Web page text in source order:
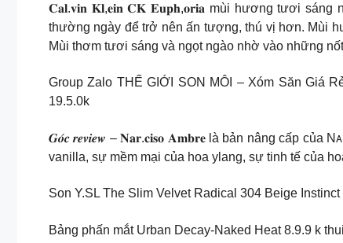
𝐂𝐚𝐥.𝐯𝐢𝐧 𝐊𝐥,𝐞𝐢𝐧 𝐂𝐊 𝐄𝐮𝐩𝐡,𝐨𝐫𝐢𝐚 mùi hương tươi
thường ngày để trở nên ấn tượng, thú vị hơn. Mùi
Mùi thơm tươi sáng và ngọt ngào nhờ vào những
Group Zalo THẾ GIỚI SON MÔI – Xóm Săn Giá
19.5.0k
𝑮𝒐́𝒄 𝒓𝒆𝒗𝒊𝒆𝒘 – 𝐍𝐚𝐫.𝐜𝐢𝐬𝐨 𝐀𝐦𝐛𝐫𝐞 là bản nâng cấp của
vanilla, sự mềm mại của hoa ylang, sự tinh tế của
Son Y.SL The Slim Velvet Radical 304 Beige
Bảng phấn mắt Urban Decay-Naked Heat 8.9.9 k